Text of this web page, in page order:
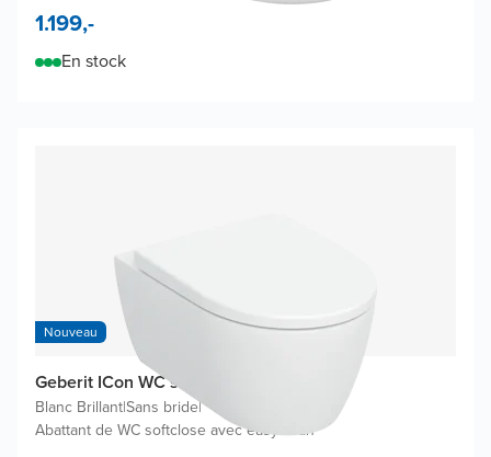
1.199,-
En stock
Nouveau
Geberit ICon WC suspendu
Blanc Brillant|Sans bride|
Abattant de WC softclose avec easyclean